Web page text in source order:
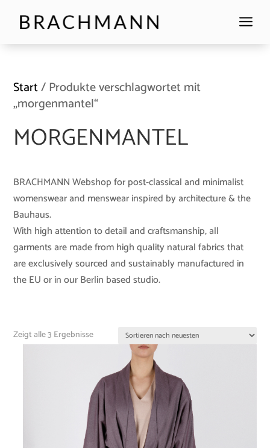
a
Start/ Produkte verschlagwortet mit
„morgenmantel“
MORGENMANTEL
BRACHMANN Webshop for post-classical and minimalist
womenswear and menswear inspired by architecture & the
Bauhaus.
With high attention to detail and craftsmanship, all
garments are made from high quality natural fabrics that
are exclusively sourced and sustainably manufactured in
the EU or in our Berlin based studio.
Zeigt alle 3 Ergebnisse